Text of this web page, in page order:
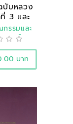
บหลวง
3 และ
..รรมและ
าสตร์
บาท